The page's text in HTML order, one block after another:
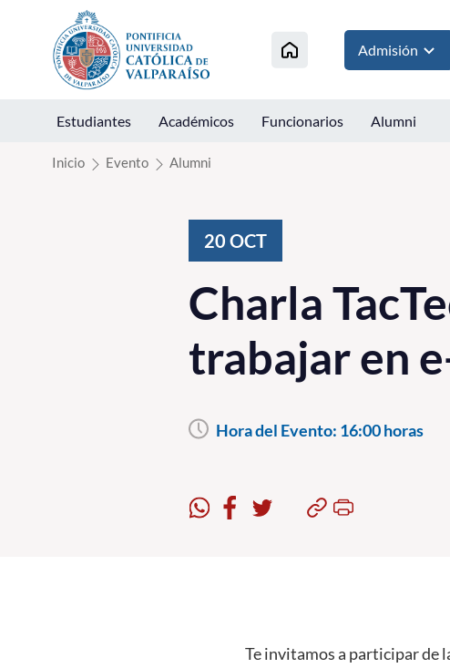
Click acá para ir directamente al contenido
Admisión
Estudiantes Académicos Funcionarios Alumni
Inicio Evento Alumni
20 OCT
Charla
trabajar en
Hora del Evento: 16:00 horas
Te invitamos a participar de